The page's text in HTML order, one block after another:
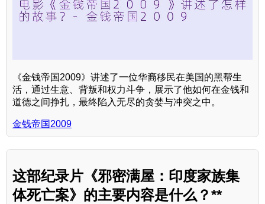
《金钱帝国2009》讲述了一位华裔移民在美国的黑帮生
活，通过生意、背叛和权力斗争，展示了他如何在金钱和
道德之间挣扎，最终陷入无尽的贪婪与冲突之中。
金钱帝国2009
这部纪录片《邪密满屋：印度家族集
体死亡案》的主要内容是什么？**